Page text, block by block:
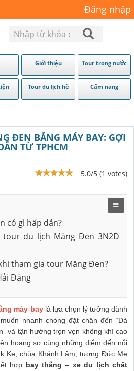
Đăng nhập
Giới thiệu Tour trong nước
Tour du lịch hè Cẩm nang
ĐEN BẰNG MÁY BAY: GỢI
TỪ TPHCM
5.0/5 (1 votes)
có gì hấp dẫn?
du lịch Măng Đen 3N2D
tham gia tour Măng Đen?
Đăng
máy baylà lựa chọn lý tưởng dành
nhanh chóng đặt chân đến “Đà
và tận hưởng trọn vẹn không khí cao
hoang sơ cùng những điểm đến nổi
Ke, chùa Khánh Lâm, tượng Đức Mẹ
hợp bay thẳng – xe du lịch chất